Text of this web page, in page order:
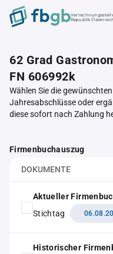
Republik
62 Grad
FN 606992k
Wählen Sie die
Jahresabschlüsse oder
diese sofort nach Zahlung
Firmenbuchauszug
DOKUMENTE
Aktueller
Stichtag
Historischer